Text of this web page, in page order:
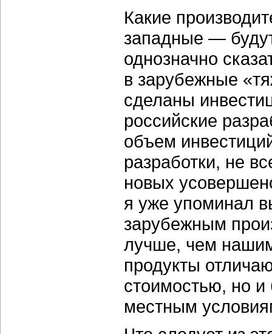
Какие
западные —
однозначно
в зарубежные
сделаны
российские
объем
разработки, не
новых
я уже упоминал
зарубежным
лучше, чем
продукты
стоимостью, но и
местным